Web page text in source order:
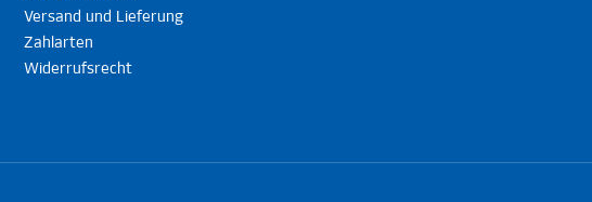
Versand und Lieferung
Zahlarten
Widerrufsrecht